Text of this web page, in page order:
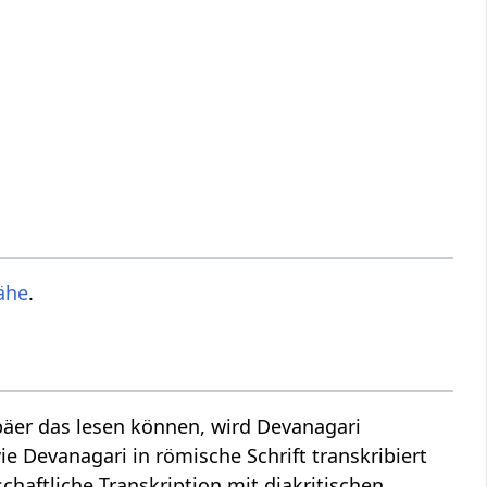
.
das lesen können, wird Devanagari
Devanagari in römische Schrift transkribiert